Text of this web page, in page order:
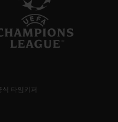
타임키퍼